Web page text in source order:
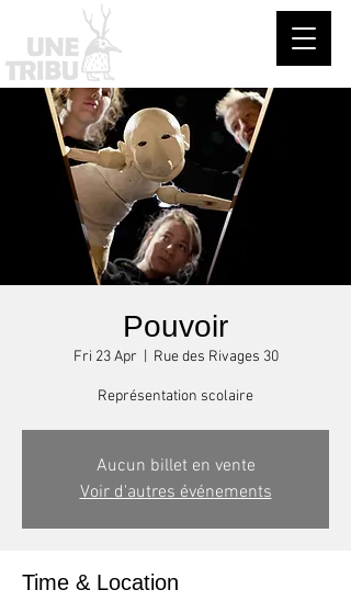
Pouvoir
Fri 23 Apr Rue des Rivages 30
Représentation scolaire
Aucun billet en vente
Voir d'autres événements
Time & Location